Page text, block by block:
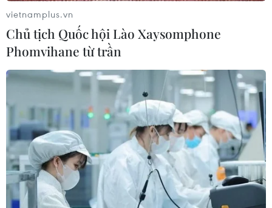
vì gây tổn hại sức khỏe tâm thần trẻ
07/08/2026 04:28
Mỹ áp thuế 15% đối với nguyên liệu
quan trọng để sản xuất chip
07/08/2026 00:56
Google Wallet cho phép phụ huynh
thiết lập số dư an toàn của con cái
06/08/2026 23:44
vietnamplus.vn
Chủ tịch Quốc hội Lào Xaysomphone
Phomvihane từ trần